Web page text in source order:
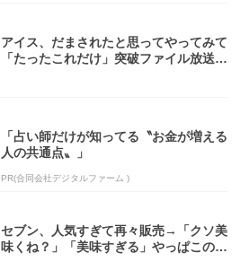
アイス、だまされたと思ってやってみて
「たったこれだけ」突破ファイル放送で
「占い師だけが知ってる〝お金が増える
人の共通点〟」
PR(合同会社デジタルファーム )
セブン、人気すぎて再々販売→「クソ美
味くね？」「美味すぎる」やっぱこのク